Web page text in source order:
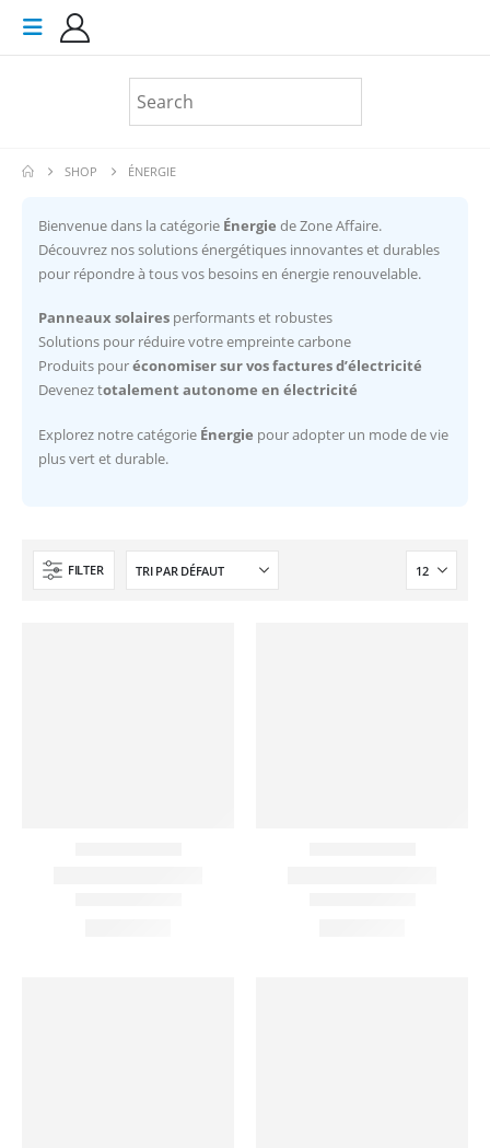
SHOP ÉNERGIE
Bienvenue dans la catégorie Énergie de Zone Affaire.
Découvrez nos solutions énergétiques innovantes et durables
pour répondre à tous vos besoins en énergie renouvelable.
Panneaux solairesperformants et robustes
Solutions pour réduire votre empreinte carbone
Produits pouréconomiser sur vos factures d’électricité
Devenez totalement autonome en électricité
Explorez notre catégorie Énergie pour adopter un mode de vie
plus vert et durable.
FILTER